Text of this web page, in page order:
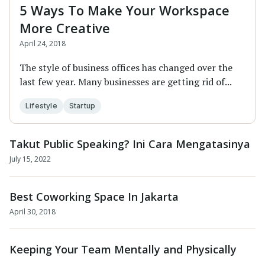
5 Ways To Make Your Workspace
More Creative
April 24, 2018
The style of business offices has changed over the
last few year. Many businesses are getting rid of...
Lifestyle Startup
Takut Public Speaking? Ini Cara Mengatasinya
July 15, 2022
Best Coworking Space In Jakarta
April 30, 2018
Keeping Your Team Mentally and Physically